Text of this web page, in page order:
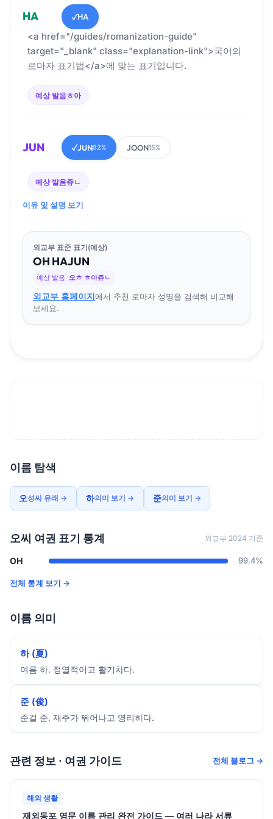
HA ✓HA
<a href="/guides/romanization-guide"
target="_blank" class="explanation-link">국어의
로마자 표기법</a>에 맞는 표기입니다.
예상 발음ㅎ아
JUN ✓JUN82% JOON15%
예상 발음쥬ㄴ
이유 및 설명 보기
외교부 표준 표기(예상)
OH HAJUN
예상 발음 오ㅎ ㅎ아쥬ㄴ
외교부 홈페이지에서 추천 로마자 성명을 검색해 비교해
보세요.
이름 탐색
오성씨 유래 → 하의미 보기 → 준의미 보기 →
오씨 여권 표기 통계 외교부 2024 기준
OH 99.4%
전체 통계 보기 →
이름 의미
하 (夏)
여름 하. 정열적이고 활기차다.
준 (俊)
준걸 준. 재주가 뛰어나고 영리하다.
관련 정보 · 여권 가이드 전체 블로그 →
해외 생활
재외동포 영문 이름 관리 완전 가이드 — 여러 나라 서류